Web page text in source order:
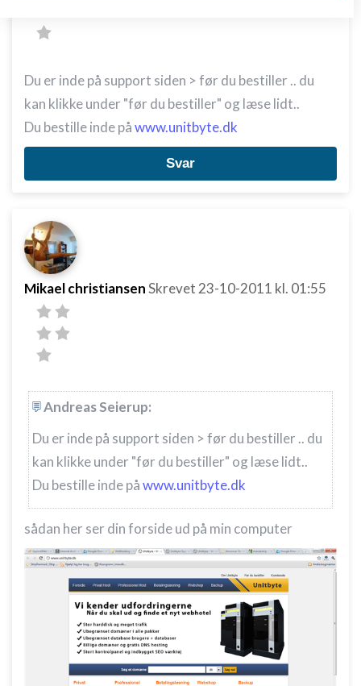
Du er inde på support siden > før du bestiller .. du
kan klikke under "før du bestiller" og læse lidt..
Du bestille inde påwww.unitbyte.dk
Svar
Mikael christiansenSkrevet 23-10-2011 kl. 01:55
Andreas Seierup:
Du er inde på support siden > før du bestiller .. du
kan klikke under "før du bestiller" og læse lidt..
Du bestille inde påwww.unitbyte.dk
sådan her ser din forside ud på min computer
enhed
annoncering
Oprette profiler til tilpasset annoncering
Bruge profiler til at vælge tilpasset
Bruge profiler til at vælge tilpasset indhold
Måle annonceringseffektivitet
Måle indholdseffektivitet
Forstå målgrupper gennem statistikker eller
kombinationer af oplysninger fra forskellige
kilder
Bruge begrænsede oplysninger til at vælge
indhold
IAB Special Features:
Bruge præcise geografiske
placeringsoplysninger
Identificere enheder baseret på aktivt
Ikke-IAB-behandlingsformål:
Nødvendig
Funktionel